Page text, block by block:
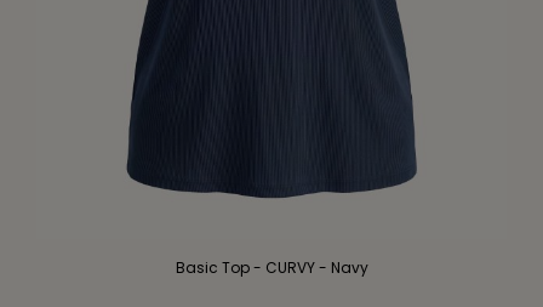
Basic Top - CURVY - Navy